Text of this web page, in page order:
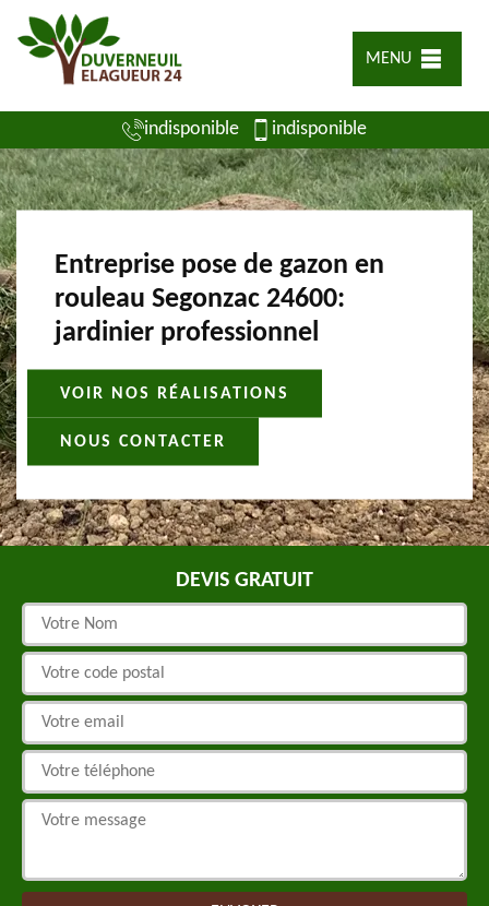
MENU
indisponible indisponible
Entreprise pose de gazon en
rouleau Segonzac 24600:
jardinier professionnel
VOIR NOS RÉALISATIONS
NOUS CONTACTER
DEVIS GRATUIT